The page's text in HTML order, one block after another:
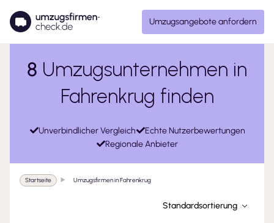
Umzugsangebote anfordern
8 Umzugsunternehmen in
Fahrenkrug finden
Unverbindlicher Vergleich
Echte Nutzerbewertungen
Regionale Anbieter
Startseite Umzugsfirmen in Fahrenkrug
Standardsortierung